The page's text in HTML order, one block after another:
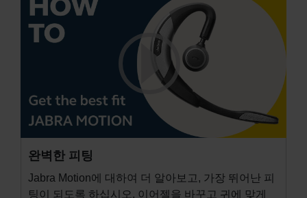
완벽한 피팅
Jabra Motion에 대하여 더 알아보고, 가장 뛰어난 피
팅이 되도록 하십시오. 이어젤을 바꾸고 귀에 맞게